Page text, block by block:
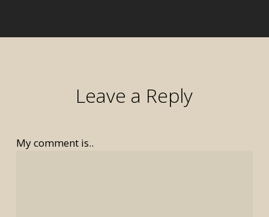
Leave a Reply
My comment is..